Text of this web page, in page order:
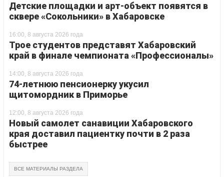
Детские площадки и арт-объект появятся в
сквере «Сокольники» в Хабаровске
16:00, 8 августа 2026 года
Трое студентов представят Хабаровский
край в финале чемпионата «Профессионалы»
14:00, 8 августа 2026 года
74-летнюю пенсионерку укусил
щитомордник в Приморье
12:00, 8 августа 2026 года
Новый самолет санавиции Хабаровского
края доставил пациентку почти в 2 раза
быстрее
ВСЕ МАТЕРИАЛЫ РАЗДЕЛА